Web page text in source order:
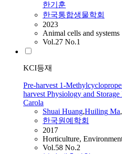
한기훈
한국통합생물학회
2023
Animal cells and systems
Vol.27 No.1
KCI등재
Pre-harvest 1-
harvest Physiology and
Carola
Shuai Huang,Huiling Ma,
한국원예학회
2017
Horticulture,
Vol.58 No.2